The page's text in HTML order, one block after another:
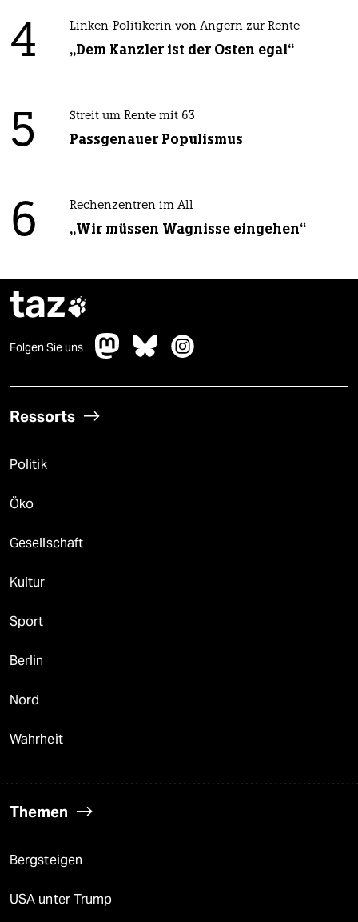
4 Linken-Politikerin von Angern zur Rente
„Dem Kanzler ist der Osten egal“
5 Streit um Rente mit 63
Passgenauer Populismus
6 Rechenzentren im All
„Wir müssen Wagnisse eingehen“
taz
Folgen Sie uns
Ressorts
Politik
Öko
Gesellschaft
Kultur
Sport
Berlin
Nord
Wahrheit
Themen
Bergsteigen
USA unter Trump